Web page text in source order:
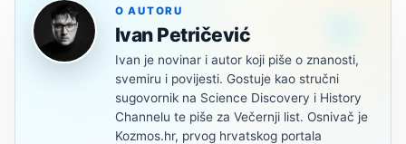
O AUTORU
Ivan Petričević
Ivan je novinar i autor koji piše o znanosti,
svemiru i povijesti. Gostuje kao stručni
sugovornik na Science Discovery i History
Channelu te piše za Večernji list. Osnivač je
Kozmos.hr, prvog hrvatskog portala